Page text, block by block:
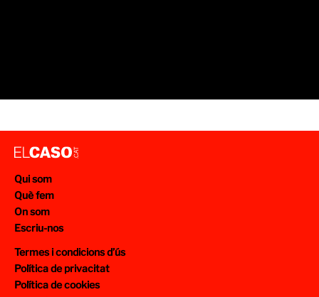
Qui som
Què fem
On som
Escriu-nos
Termes i condicions d’ús
Política de privacitat
Política de cookies